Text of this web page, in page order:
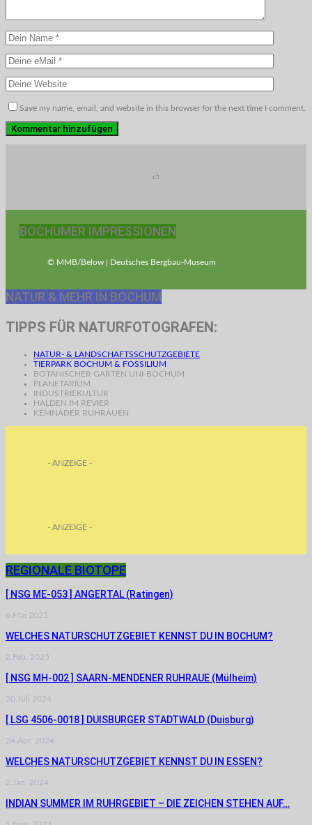
Save my name, email, and website in this browser for the next time I comment.
BOCHUMER IMPRESSIONEN
© MMB/Below | Deutsches Bergbau-Museum
NATUR & MEHR IN BOCHUM
TIPPS FÜR NATURFOTOGRAFEN:
NATUR- & LANDSCHAFTSSCHUTZGEBIETE
TIERPARK BOCHUM & FOSSILIUM
BOTANISCHER GARTEN UNI-BOCHUM
PLANETARIUM
INDUSTRIEKULTUR
HALDEN IM REVIER
KEMNADER RUHRAUEN
- ANZEIGE -
- ANZEIGE -
REGIONALE BIOTOPE
[ NSG ME-053 ] ANGERTAL (Ratingen)
6.Mai 2025
WELCHES NATURSCHUTZGEBIET KENNST DU IN BOCHUM?
2.Feb. 2025
[ NSG MH-002 ] SAARN-MENDENER RUHRAUE (Mülheim)
20.Juli 2024
[ LSG 4506-0018 ] DUISBURGER STADTWALD (Duisburg)
24.Apr. 2024
WELCHES NATURSCHUTZGEBIET KENNST DU IN ESSEN?
2.Jan. 2024
INDIAN SUMMER IM RUHRGEBIET – DIE ZEICHEN STEHEN AUF…